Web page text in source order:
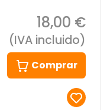
18,00 €
(IVA incluido)
Comprar